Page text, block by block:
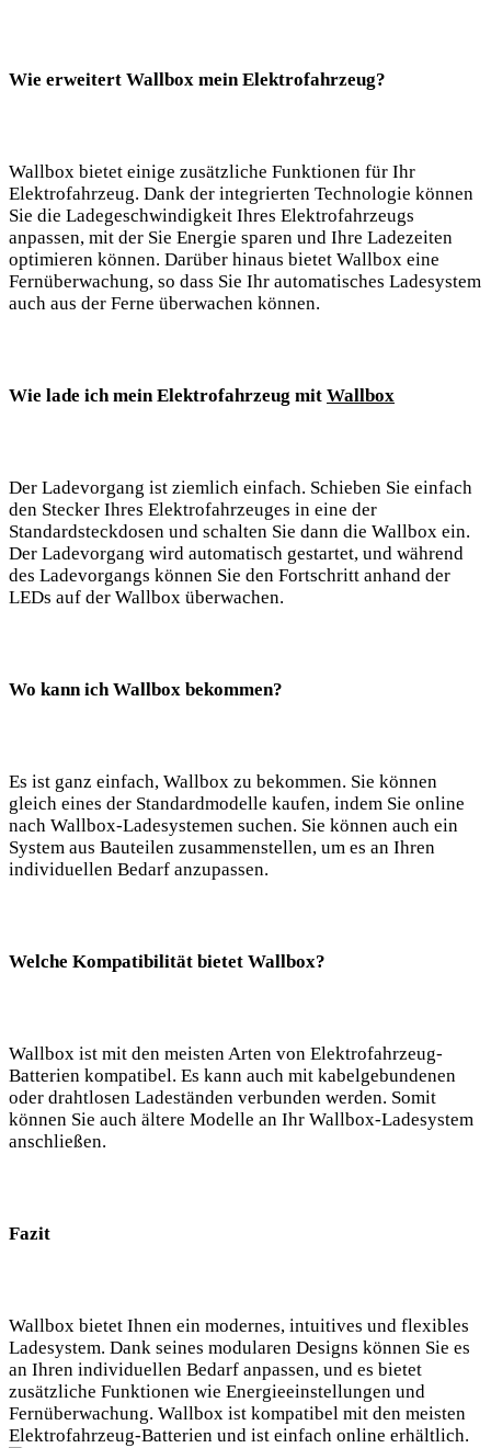
Wie erweitert Wallbox mein Elektrofahrzeug?
Wallbox bietet einige zusätzliche Funktionen für Ihr
Elektrofahrzeug. Dank der integrierten Technologie können
Sie die Ladegeschwindigkeit Ihres Elektrofahrzeugs
anpassen, mit der Sie Energie sparen und Ihre Ladezeiten
optimieren können. Darüber hinaus bietet Wallbox eine
Fernüberwachung, so dass Sie Ihr automatisches Ladesystem
auch aus der Ferne überwachen können.
Wie lade ich mein Elektrofahrzeug mit Wallbox
Der Ladevorgang ist ziemlich einfach. Schieben Sie einfach
den Stecker Ihres Elektrofahrzeuges in eine der
Standardsteckdosen und schalten Sie dann die Wallbox ein.
Der Ladevorgang wird automatisch gestartet, und während
des Ladevorgangs können Sie den Fortschritt anhand der
LEDs auf der Wallbox überwachen.
Wo kann ich Wallbox bekommen?
Es ist ganz einfach, Wallbox zu bekommen. Sie können
gleich eines der Standardmodelle kaufen, indem Sie online
nach Wallbox-Ladesystemen suchen. Sie können auch ein
System aus Bauteilen zusammenstellen, um es an Ihren
individuellen Bedarf anzupassen.
Welche Kompatibilität bietet Wallbox?
Wallbox ist mit den meisten Arten von Elektrofahrzeug-
Batterien kompatibel. Es kann auch mit kabelgebundenen
oder drahtlosen Ladeständen verbunden werden. Somit
können Sie auch ältere Modelle an Ihr Wallbox-Ladesystem
anschließen.
Fazit
Wallbox bietet Ihnen ein modernes, intuitives und flexibles
Ladesystem. Dank seines modularen Designs können Sie es
an Ihren individuellen Bedarf anpassen, und es bietet
zusätzliche Funktionen wie Energieeinstellungen und
Fernüberwachung. Wallbox ist kompatibel mit den meisten
Elektrofahrzeug-Batterien und ist einfach online erhältlich.